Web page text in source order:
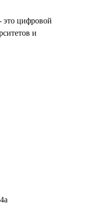
это цифровой
и